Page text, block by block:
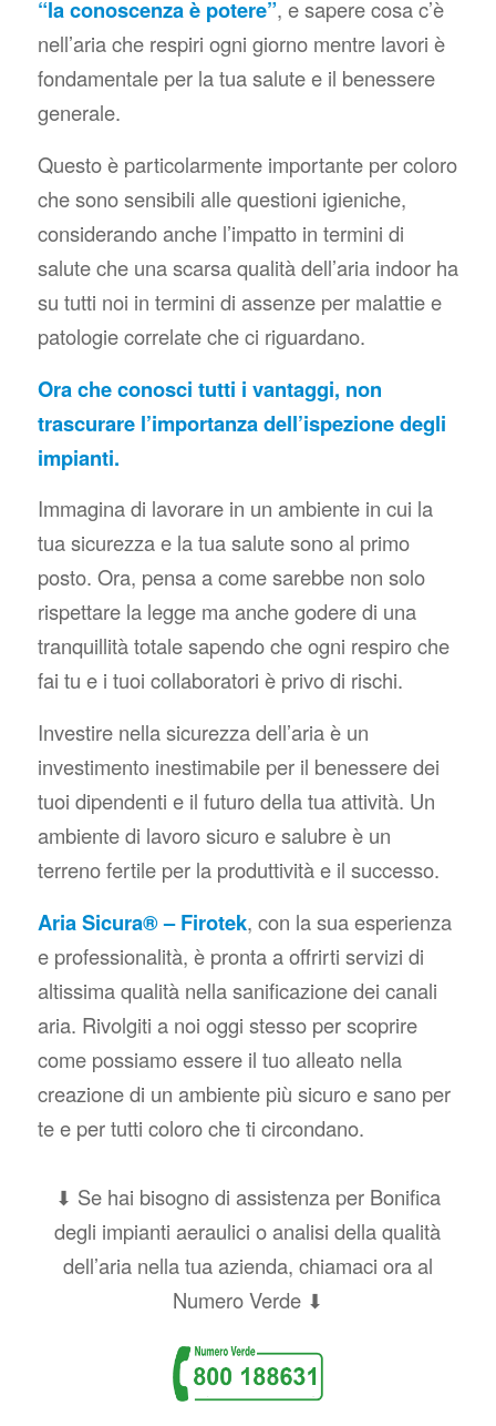
“la conoscenza è potere”, e sapere cosa c’è
nell’aria che respiri ogni giorno mentre lavori è
fondamentale per la tua salute e il benessere
generale.
Questo è particolarmente importante per coloro
che sono sensibili alle questioni igieniche,
considerando anche l’impatto in termini di
salute che una scarsa qualità dell’aria indoor ha
su tutti noi in termini di assenze per malattie e
patologie correlate che ci riguardano.
Ora che conosci tutti i vantaggi, non
trascurare l’importanza dell’ispezione degli
impianti.
Immagina di lavorare in un ambiente in cui la
tua sicurezza e la tua salute sono al primo
posto. Ora, pensa a come sarebbe non solo
rispettare la legge ma anche godere di una
tranquillità totale sapendo che ogni respiro che
fai tu e i tuoi collaboratori è privo di rischi.
Investire nella sicurezza dell’aria è un
investimento inestimabile per il benessere dei
tuoi dipendenti e il futuro della tua attività. Un
ambiente di lavoro sicuro e salubre è un
terreno fertile per la produttività e il successo.
Aria Sicura® – Firotek, con la sua esperienza
e professionalità, è pronta a offrirti servizi di
altissima qualità nella sanificazione dei canali
aria. Rivolgiti a noi oggi stesso per scoprire
come possiamo essere il tuo alleato nella
creazione di un ambiente più sicuro e sano per
te e per tutti coloro che ti circondano.
⬇ Se hai bisogno di assistenza per Bonifica
degli impianti aeraulici o analisi della qualità
dell’aria nella tua azienda, chiamaci ora al
Numero Verde ⬇